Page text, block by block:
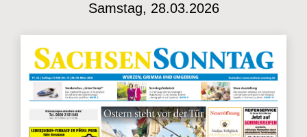
Samstag, 28.03.2026